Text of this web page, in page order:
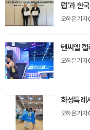
럽'과 한
오하은 기자
텐씨엘
오하은 기자
화성특례
오하은 기자